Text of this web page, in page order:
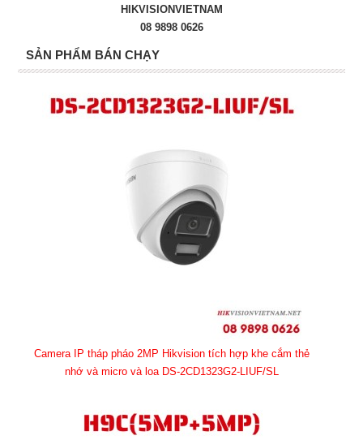
HIKVISIONVIETNAM
08 9898 0626
SẢN PHẨM BÁN CHẠY
Camera IP tháp pháo 2MP Hikvision tích hợp khe cắm thẻ
nhớ và micro và loa DS-2CD1323G2-LIUF/SL